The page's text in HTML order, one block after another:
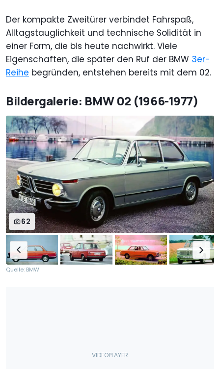
Der kompakte Zweitürer verbindet Fahrspaß,
Alltagstauglichkeit und technische Solidität in
einer Form, die bis heute nachwirkt. Viele
Eigenschaften, die später den Ruf der BMW 3er-
Reihe begründen, entstehen bereits mit dem 02.
Bildergalerie: BMW 02 (1966-1977)
62
Quelle: BMW